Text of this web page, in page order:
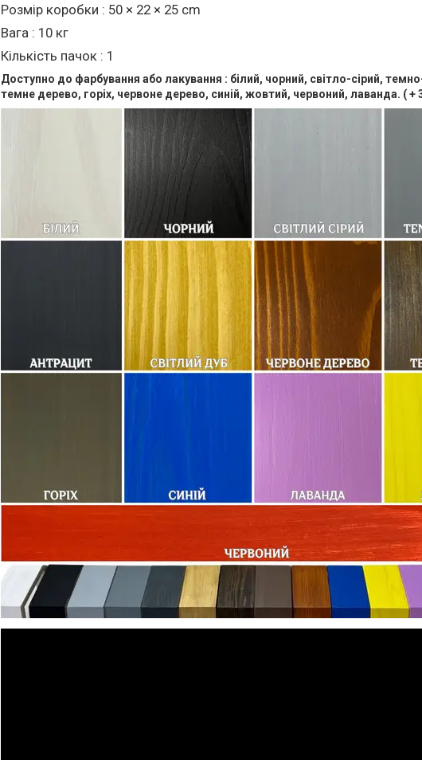
Розмір коробки : 50 × 22 × 25 cm
Вага : 10 кг
Кількість пачок : 1
Доступно до фарбування або лакування : білий, чорний, світло-сірий,
темне дерево, горіх, червоне дерево, синій, жовтий, червоний, лаванда. ( +